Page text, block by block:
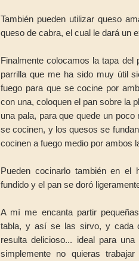
También pueden utilizar queso
queso de cabra, el cual le dará un
Finalmente colocamos la tapa
parrilla que me ha sido muy útil
fuego para que se cocine por
con una, coloquen el pan sobre la
una pala, para que quede un
se cocinen, y los quesos se
cocinen a fuego medio por ambos
Pueden cocinarlo también en
fundido y el pan se doró
A mí me encanta partir
tabla, y así se las sirvo, y cada
resulta delicioso... ideal para
simplemente no quieras